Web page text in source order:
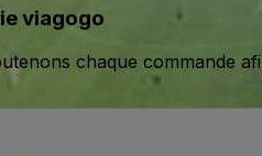
viagogo
chaque commande